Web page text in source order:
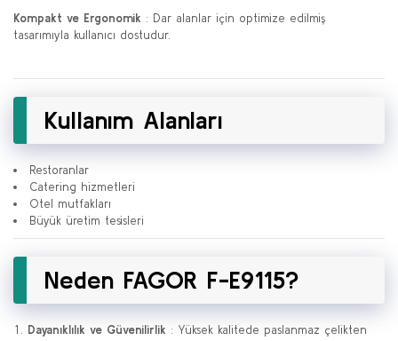
Kompakt ve Ergonomik : Dar alanlar için optimize edilmiş
tasarımıyla kullanıcı dostudur.
Kullanım Alanları
Restoranlar
Catering hizmetleri
Otel mutfakları
Büyük üretim tesisleri
Neden FAGOR F-E9115?
Dayanıklılık ve Güvenilirlik : Yüksek kalitede paslanmaz çelikten